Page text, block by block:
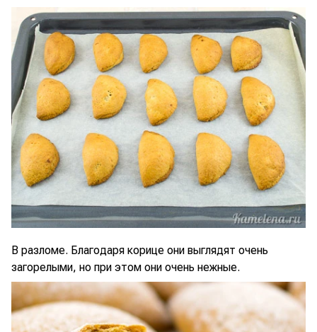
В разломе. Благодаря корице они выглядят очень
загорелыми, но при этом они очень нежные.